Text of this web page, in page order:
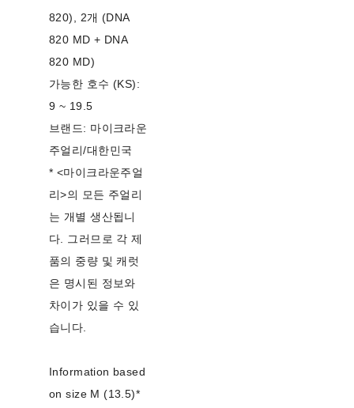
820), 2개 (DNA
820 MD + DNA
820 MD)
가능한 호수 (KS):
9 ~ 19.5
브랜드: 마이크라운
주얼리/대한민국
* <마이크라운주얼
리>의 모든 주얼리
는 개별 생산됩니
다. 그러므로 각 제
품의 중량 및 캐럿
은 명시된 정보와
차이가 있을 수 있
습니다.
Information based
on size M (13.5)*